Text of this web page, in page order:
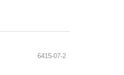
6415-07-2